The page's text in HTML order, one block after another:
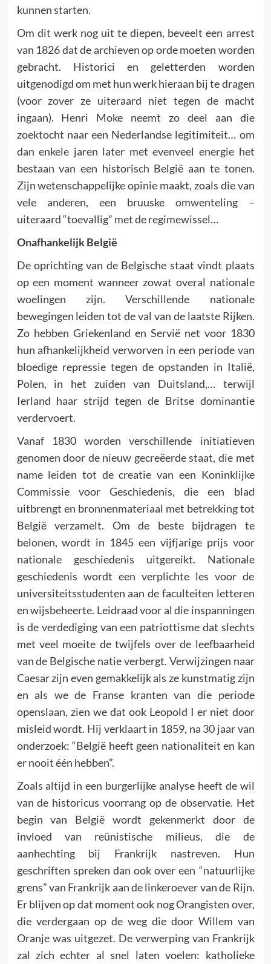
kunnen starten.
Om dit werk nog uit te diepen, beveelt een arrest
van 1826 dat de archieven op orde moeten worden
gebracht. Historici en geletterden worden
uitgenodigd om met hun werk hieraan bij te dragen
(voor zover ze uiteraard niet tegen de macht
ingaan). Henri Moke neemt zo deel aan die
zoektocht naar een Nederlandse legitimiteit… om
dan enkele jaren later met evenveel energie het
bestaan van een historisch België aan te tonen.
Zijn wetenschappelijke opinie maakt, zoals die van
vele anderen, een bruuske omwenteling –
uiteraard “toevallig” met de regimewissel…
Onafhankelijk België
De oprichting van de Belgische staat vindt plaats
op een moment wanneer zowat overal nationale
woelingen zijn. Verschillende nationale
bewegingen leiden tot de val van de laatste Rijken.
Zo hebben Griekenland en Servië net voor 1830
hun afhankelijkheid verworven in een periode van
bloedige repressie tegen de opstanden in Italië,
Polen, in het zuiden van Duitsland,… terwijl
Ierland haar strijd tegen de Britse dominantie
verdervoert.
Vanaf 1830 worden verschillende initiatieven
genomen door de nieuw gecreëerde staat, die met
name leiden tot de creatie van een Koninklijke
Commissie voor Geschiedenis, die een blad
uitbrengt en bronnenmateriaal met betrekking tot
België verzamelt. Om de beste bijdragen te
belonen, wordt in 1845 een vijfjarige prijs voor
nationale geschiedenis uitgereikt. Nationale
geschiedenis wordt een verplichte les voor de
universiteitsstudenten aan de faculteiten letteren
en wijsbeheerte. Leidraad voor al die inspanningen
is de verdediging van een patriottisme dat slechts
met veel moeite de twijfels over de leefbaarheid
van de Belgische natie verbergt. Verwijzingen naar
Caesar zijn even gemakkelijk als ze kunstmatig zijn
en als we de Franse kranten van die periode
openslaan, zien we dat ook Leopold I er niet door
misleid wordt. Hij verklaart in 1859, na 30 jaar van
onderzoek: “België heeft geen nationaliteit en kan
er nooit één hebben”.
Zoals altijd in een burgerlijke analyse heeft de wil
van de historicus voorrang op de observatie. Het
begin van België wordt gekenmerkt door de
invloed van reünistische milieus, die de
aanhechting bij Frankrijk nastreven. Hun
geschriften spreken dan ook over een “natuurlijke
grens” van Frankrijk aan de linkeroever van de Rijn.
Er blijven op dat moment ook nog Orangisten over,
die verdergaan op de weg die door Willem van
Oranje was uitgezet. De verwerping van Frankrijk
zal zich echter al snel laten voelen: katholieke